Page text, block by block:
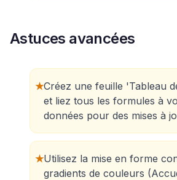
Astuces avancées
★Créez une feuille 'Tableau
et liez tous les formules à
données pour des mises à
★Utilisez la mise en forme
gradients de couleurs